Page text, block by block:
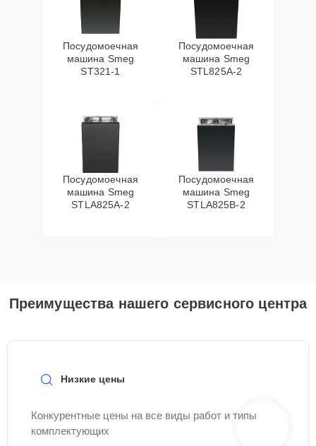
Посудомоечная
машина Smeg
ST321-1
Посудомоечная
машина Smeg
STL825A-2
Посудомоечная
машина Smeg
STLA825A-2
Посудомоечная
машина Smeg
STLA825B-2
Преимущества нашего сервисного центра
Низкие цены
Конкурентные цены на все виды работ и типы
комплектующих